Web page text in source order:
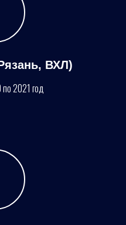
ВХЛ)
2021 год